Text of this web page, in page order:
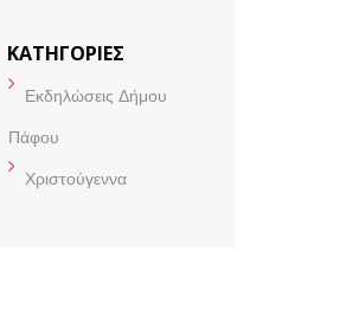
ΚΑΤΗΓΟΡΙΕΣ
Εκδηλώσεις Δήμου
Πάφου
Χριστούγεννα